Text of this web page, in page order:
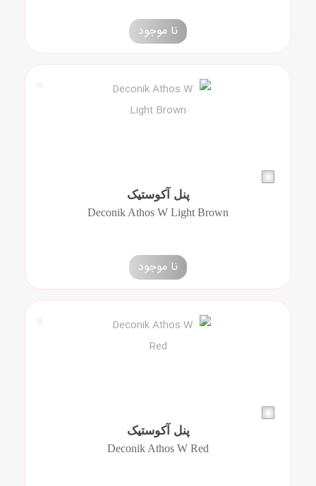
نا موجود
پنل آکوستیک
Deconik Athos W Light Brown
نا موجود
پنل آکوستیک
Deconik Athos W Red